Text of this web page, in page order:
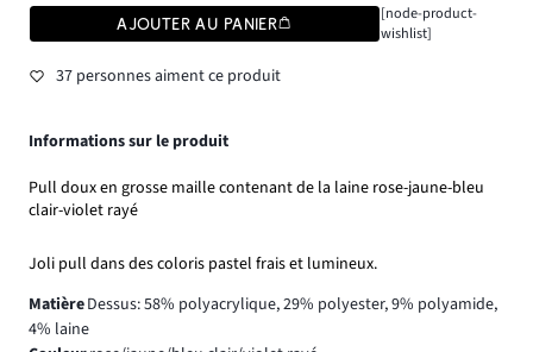
AJOUTER AU PANIER
[node-product-
wishlist]
37 personnes aiment ce produit
Informations sur le produit
Pull doux en grosse maille contenant de la laine rose-jaune-bleu
clair-violet rayé
Joli pull dans des coloris pastel frais et lumineux.
MatièreDessus: 58% polyacrylique, 29% polyester, 9% polyamide,
4% laine